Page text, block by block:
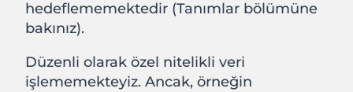
hedeflememektedir (Tanımlar bölümüne
bakınız).
Düzenli olarak özel nitelikli veri
işlememekteyiz. Ancak, örneğin